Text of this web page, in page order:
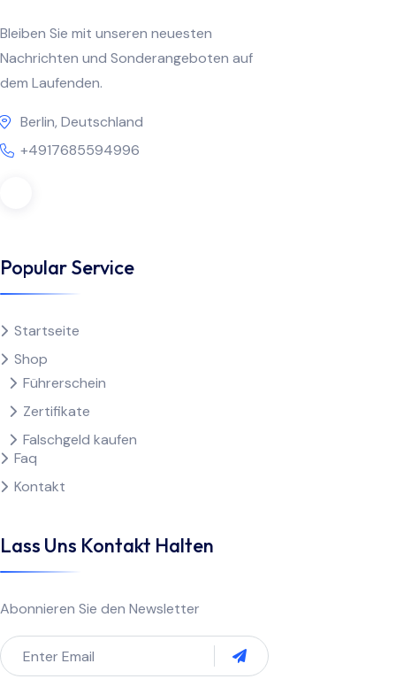
Bleiben Sie mit unseren neuesten
Nachrichten und Sonderangeboten auf
dem Laufenden.
Berlin, Deutschland
+4917685594996
Popular Service
Startseite
Shop
Führerschein
Zertifikate
Falschgeld kaufen
Faq
Kontakt
Lass Uns Kontakt Halten
Abonnieren Sie den Newsletter